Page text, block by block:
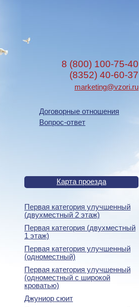
8 (800) 100-75-40
(8352) 40-60-37
marketing@vzori.ru
Договорные отношения
Вопрос-ответ
Карта проезда
Первая категория улучшенный
(двухместный 2 этаж)
Первая категория (двухместный
1 этаж)
Первая категория улучшенный
(одноместный)
Первая категория улучшенный
(одноместный с широкой
кроватью)
Джуниор сюит